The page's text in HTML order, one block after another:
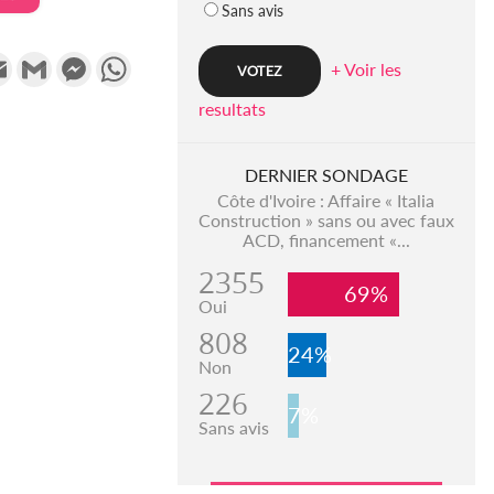
Email Gmail MessengerWhatsApp
Sans avis
+ Voir les
resultats
DERNIER SONDAGE
Côte d'Ivoire : Affaire « Italia
Construction » sans ou avec faux
ACD, financement «...
2355
Oui 69%
808
Non 24%
226
Sans avis 7%